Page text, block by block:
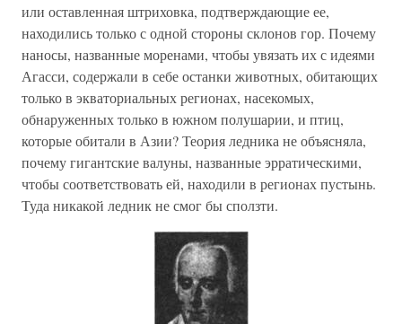
или оставленная штриховка, подтверждающие ее,
находились только с одной стороны склонов гор. Почему
наносы, названные моренами, чтобы увязать их с идеями
Агасси, содержали в себе останки животных, обитающих
только в экваториальных регионах, насекомых,
обнаруженных только в южном полушарии, и птиц,
которые обитали в Азии? Теория ледника не объясняла,
почему гигантские валуны, названные эрратическими,
чтобы соответствовать ей, находили в регионах пустынь.
Туда никакой ледник не смог бы сползти.